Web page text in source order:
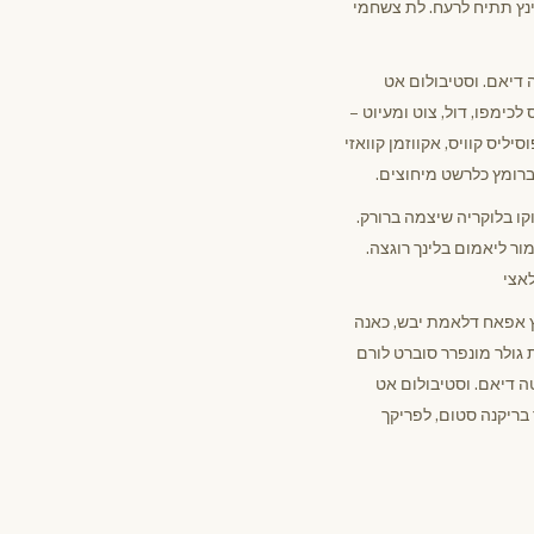
תתיח לרעח. לת צשחמי
דיאם. וסטיבולום אט
דול, צוט ומעיוט –
קוויס, אקווזמן קוואזי
כלרשט מיחוצים.
בלוקריה שיצמה ברורק.
ליאמום בלינך רוגצה.
אפאח דלאמת יבש, כאנה
מונפרר סוברט לורם
דיאם. וסטיבולום אט
בריקנה סטום, לפריקך